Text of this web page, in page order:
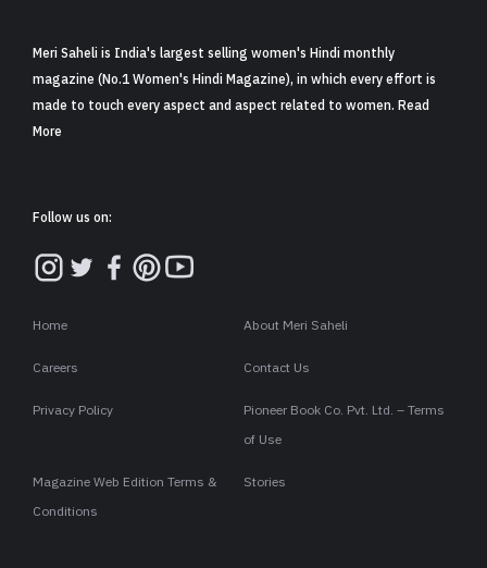
Meri Saheli is India's largest selling women's Hindi monthly
magazine (No.1 Women's Hindi Magazine), in which every effort is
made to touch every aspect and aspect related to women. Read
More
Follow us on:
Home About Meri Saheli
Careers Contact Us
Privacy Policy
Pioneer Book Co. Pvt. Ltd. – Terms
of Use
Magazine Web Edition Terms &
Conditions
Stories